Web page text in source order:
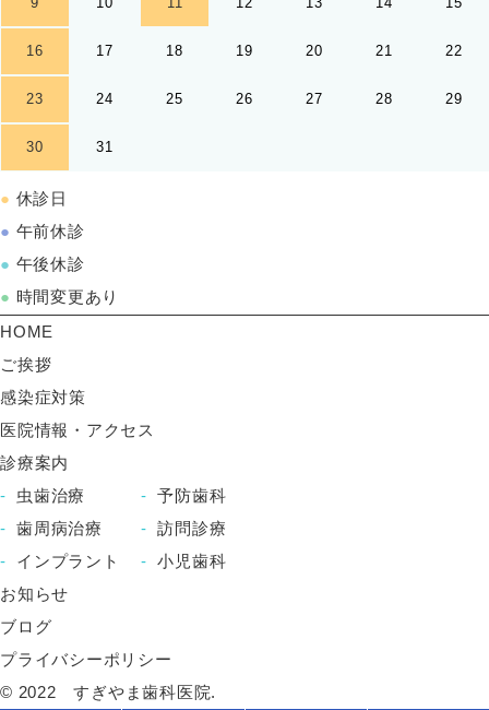
16 17 18 19 20 21 22
23 24 25 26 27 28 29
30 31
● 休診日
● 午前休診
● 午後休診
● 時間変更あり
HOME
ご挨拶
感染症対策
医院情報・アクセス
診療案内
虫歯治療
歯周病治療
インプラント
予防歯科
訪問診療
小児歯科
お知らせ
ブログ
プライバシーポリシー
© 2022 すぎやま歯科医院.